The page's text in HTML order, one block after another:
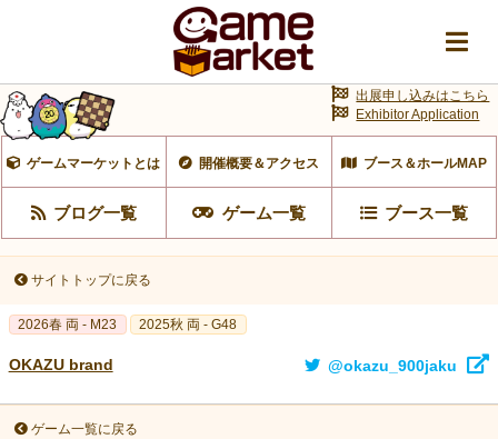
ゲームマーケットとは 開催概要＆アクセス ブース＆ホールMAP
ブログ一覧 ゲーム一覧 ブース一覧
出展申し込みはこちら
Exhibitor Application
サイトトップに戻る
2026春 両 - M23 2025秋 両 - G48
OKAZU brand @okazu_900jaku
ゲーム一覧に戻る